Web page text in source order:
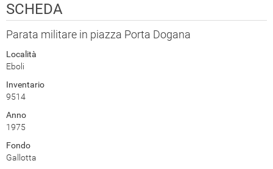
SCHEDA
Parata militare in piazza Porta Dogana
Località
Eboli
Inventario
9514
Anno
1975
Fondo
Gallotta